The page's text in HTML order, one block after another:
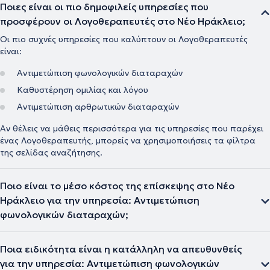
Ποιες είναι οι πιο δημοφιλείς υπηρεσίες που
προσφέρουν οι Λογοθεραπευτές στο Νέο Ηράκλειο;
Οι πιο συχνές υπηρεσίες που καλύπτουν οι Λογοθεραπευτές
είναι:
Αντιμετώπιση φωνολογικών διαταραχών
Καθυστέρηση ομιλίας και λόγου
Αντιμετώπιση αρθρωτικών διαταραχών
Αν θέλεις να μάθεις περισσότερα για τις υπηρεσίες που παρέχει
ένας Λογοθεραπευτής, μπορείς να χρησιμοποιήσεις τα φίλτρα
της σελίδας αναζήτησης.
Ποιο είναι το μέσο κόστος της επίσκεψης στο Νέο
Ηράκλειο για την υπηρεσία: Αντιμετώπιση
φωνολογικών διαταραχών;
Ποια ειδικότητα είναι η κατάλληλη να απευθυνθείς
για την υπηρεσία: Αντιμετώπιση φωνολογικών